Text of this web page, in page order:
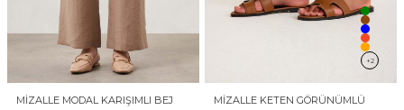
MIZALLE MODAL KARIŞIMLI BEJ
+2
MIZALLE KETEN GÖRÜNÜMLÜ